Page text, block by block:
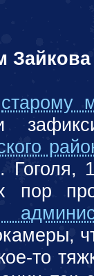
Зайкова
старому
то